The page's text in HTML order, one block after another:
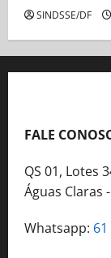
SINDSSE/DF
FALE
QS 01, Lotes
Águas Claras
Whatsapp: